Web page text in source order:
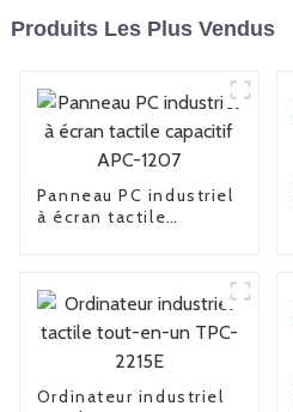
Produits Les Plus Vendus
Panneau PC industriel
à écran tactile
Ordinateur industriel